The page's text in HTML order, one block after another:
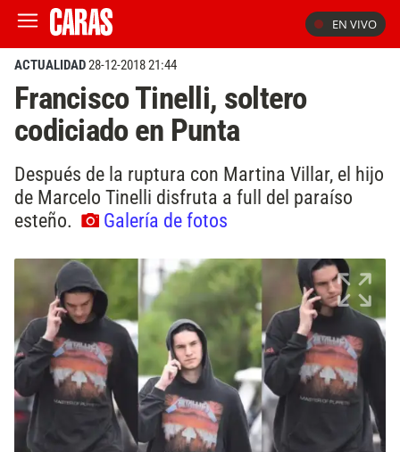
EN VIVO
ACTUALIDAD28-12-2018 21:44
Francisco Tinelli, soltero
codiciado en Punta
Después de la ruptura con Martina Villar, el hijo
de Marcelo Tinelli disfruta a full del paraíso
esteño.
Galería de fotos